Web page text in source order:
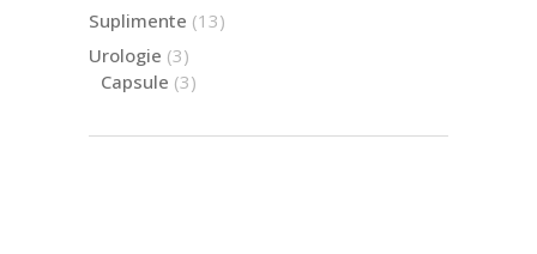
Suplimente 1313
Urologie 33
produse
Capsule 33